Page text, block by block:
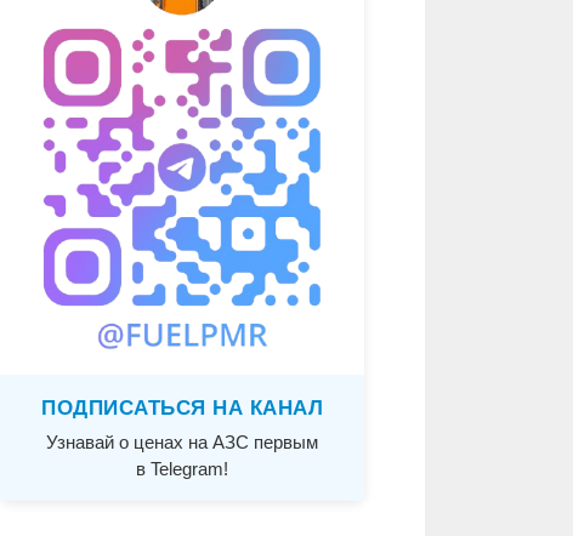
ПОДПИСАТЬСЯ НА КАНАЛ
Узнавай о ценах на АЗС первым
в Telegram!